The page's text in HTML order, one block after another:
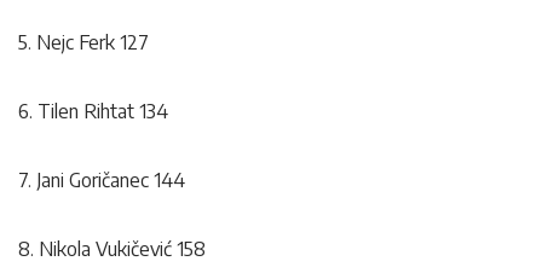
5. Nejc Ferk 127
6. Tilen Rihtat 134
7. Jani Goričanec 144
8. Nikola Vukičević 158